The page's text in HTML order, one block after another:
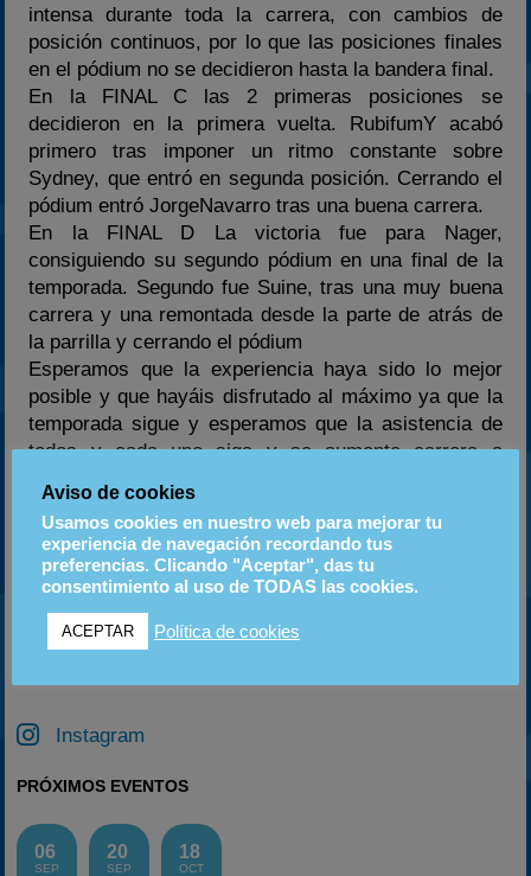
intensa durante toda la carrera, con cambios de
posición continuos, por lo que las posiciones finales
en el pódium no se decidieron hasta la bandera final.
En la FINAL C las 2 primeras posiciones se
decidieron en la primera vuelta. RubifumY acabó
primero tras imponer un ritmo constante sobre
Sydney, que entró en segunda posición. Cerrando el
pódium entró JorgeNavarro tras una buena carrera.
En la FINAL D La victoria fue para Nager,
consiguiendo su segundo pódium en una final de la
temporada. Segundo fue Suine, tras una muy buena
carrera y una remontada desde la parte de atrás de
la parrilla y cerrando el pódium
Esperamos que la experiencia haya sido lo mejor
posible y que hayáis disfrutado al máximo ya que la
temporada sigue y esperamos que la asistencia de
todos y cada uno siga y se aumente carrera a
ORGANIZACIÓN CRAKS SERIES ARAGÓN 2014
ANTERIOR SIGUIENTE
Instagram
PRÓXIMOS EVENTOS
06
SEP
20
SEP
18
OCT
Aviso de cookies
Usamos cookies en nuestro web para mejorar tu
experiencia de navegación recordando tus
preferencias. Clicando "Aceptar", das tu
consentimiento al uso de TODAS las cookies.
ACEPTAR Política de cookies